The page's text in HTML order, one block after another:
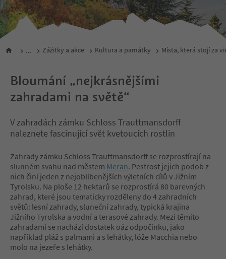
... Zážitky a akce Kultura a památky Místa, která stojí za
Bloumání „nejkrásnějšími
zahradami na světě“
V zahradách zámku Schloss Trauttmansdorff
naleznete fascinující svět kvetoucích rostlin
Zahrady zámku Schloss Trauttmansdorff se rozprostírají na
slunném svahu nad městem Meran. Pestrost jejich podob z
nich činí jeden z nejoblíbenějších výletních cílů v Jižním
Tyrolsku. Na ploše 12 hektarů se rozprostírá 80 barevných
zahrad, které jsou tematicky rozděleny do 4 zahradních
světů: lesní zahrady, sluneční zahrady, typická krajina
Jižního Tyrolska a vodní a terasové zahrady. Mezi těmito
zahradami se nachází dostatek oáz odpočinku, jako
například pláž s palmami a s lehátky, lóže Macchia nebo
molo na jezeře s lehátky.